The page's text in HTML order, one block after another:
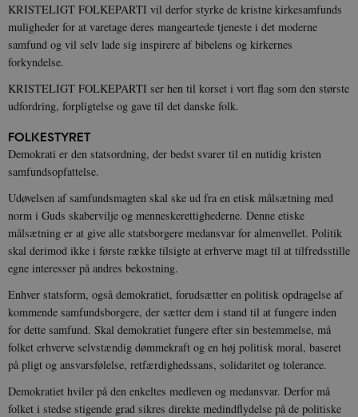
KRISTELIGT FOLKEPARTI vil derfor styrke de kristne kirkesamfunds
muligheder for at varetage deres mangeartede tjeneste i det moderne
samfund og vil selv lade sig inspirere af bibelens og kirkernes
forkyndelse.
KRISTELIGT FOLKEPARTI ser hen til korset i vort flag som den største
udfordring, forpligtelse og gave til det danske folk.
FOLKESTYRET
Demokrati er den statsordning, der bedst svarer til en nutidig kristen
samfundsopfattelse.
Udøvelsen af samfundsmagten skal ske ud fra en etisk målsætning med
norm i Guds skabervilje og menneskerettighederne. Denne etiske
målsætning er at give alle statsborgere medansvar for almenvellet. Politik
skal derimod ikke i første række tilsigte at erhverve magt til at tilfredsstille
egne interesser på andres bekostning.
Enhver statsform, også demokratiet, forudsætter en politisk opdragelse af
kommende samfundsborgere, der sætter dem i stand til at fungere inden
for dette samfund. Skal demokratiet fungere efter sin bestemmelse, må
folket erhverve selvstændig dømmekraft og en høj politisk moral, baseret
på pligt og ansvarsfølelse, retfærdighedssans, solidaritet og tolerance.
Demokratiet hviler på den enkeltes medleven og medansvar. Derfor må
folket i stedse stigende grad sikres direkte medindflydelse på de politiske